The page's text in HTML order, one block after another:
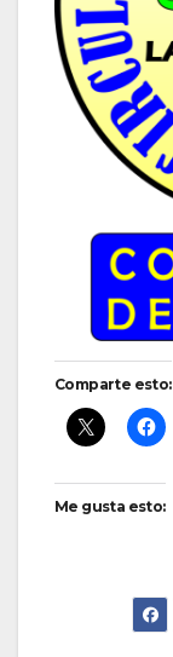
Comparte esto:
Me gusta esto: